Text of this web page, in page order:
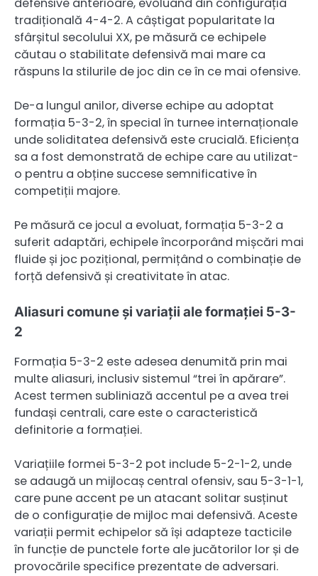
tradițională 4-4-2. A câștigat popularitate la
sfârșitul secolului XX, pe măsură ce echipele
căutau o stabilitate defensivă mai mare ca
răspuns la stilurile de joc din ce în ce mai ofensive.
De-a lungul anilor, diverse echipe au adoptat
formația 5-3-2, în special în turnee internaționale
unde soliditatea defensivă este crucială. Eficiența
sa a fost demonstrată de echipe care au utilizat-
o pentru a obține succese semnificative în
competiții majore.
Pe măsură ce jocul a evoluat, formația 5-3-2 a
suferit adaptări, echipele încorporând mișcări mai
fluide și joc pozițional, permițând o combinație de
forță defensivă și creativitate în atac.
Aliasuri comune și variații ale formației 5-3-
2
Formația 5-3-2 este adesea denumită prin mai
multe aliasuri, inclusiv sistemul “trei în apărare”.
Acest termen subliniază accentul pe a avea trei
fundași centrali, care este o caracteristică
definitorie a formației.
Variațiile formei 5-3-2 pot include 5-2-1-2, unde
se adaugă un mijlocaș central ofensiv, sau 5-3-1-1,
care pune accent pe un atacant solitar susținut
de o configurație de mijloc mai defensivă. Aceste
variații permit echipelor să își adapteze tacticile
în funcție de punctele forte ale jucătorilor lor și de
provocările specifice prezentate de adversari.